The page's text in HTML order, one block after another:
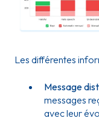
Les différentes
Message
messages
avec leur